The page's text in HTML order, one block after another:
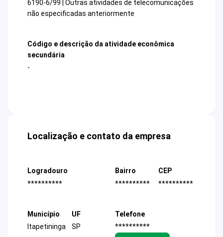
6190-6/99 | Outras atividades de telecomunicações
não especificadas anteriormente
Código e descrição da atividade econômica
secundária
-
Localização e contato da empresa
Logradouro
**********
Bairro
**********
CEP
**********
Município
Itapetininga
UF
SP
Telefone
**********